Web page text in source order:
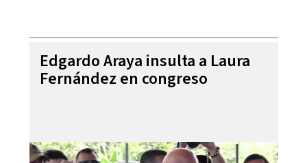
Edgardo Araya insulta a Laura
Fernández en congreso